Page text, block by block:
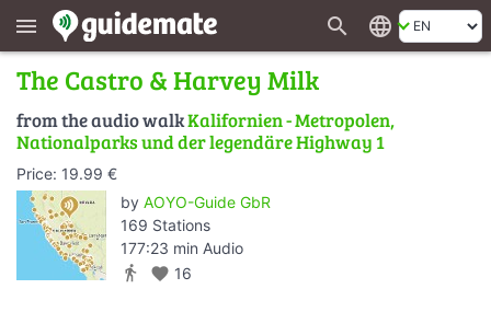
menu search language
The Castro & Harvey Milk
from the audio walkKalifornien - Metropolen,
Nationalparks und der legendäre Highway 1
Price: 19.99 €
by AOYO-Guide GbR
169 Stations
177:23 min Audio
directions_walk favorite 16